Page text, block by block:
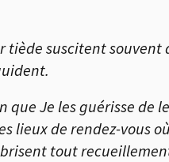
suscitent
que Je les guérisse
lieux de rendez-vous
tout